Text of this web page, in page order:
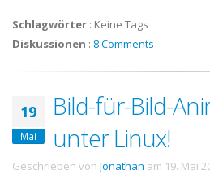
Schlagwörter : Keine Tags
Diskussionen : 8 Comments
19
Mai
Bild-für-Bild-
unter Linux!
Geschrieben von Jonathan am 19. Mai